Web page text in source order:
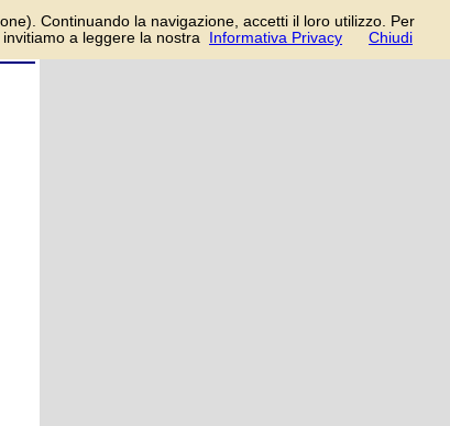
Continuando la navigazione, accetti il loro utilizzo. Per
a leggere la nostra
Informativa Privacy Chiudi